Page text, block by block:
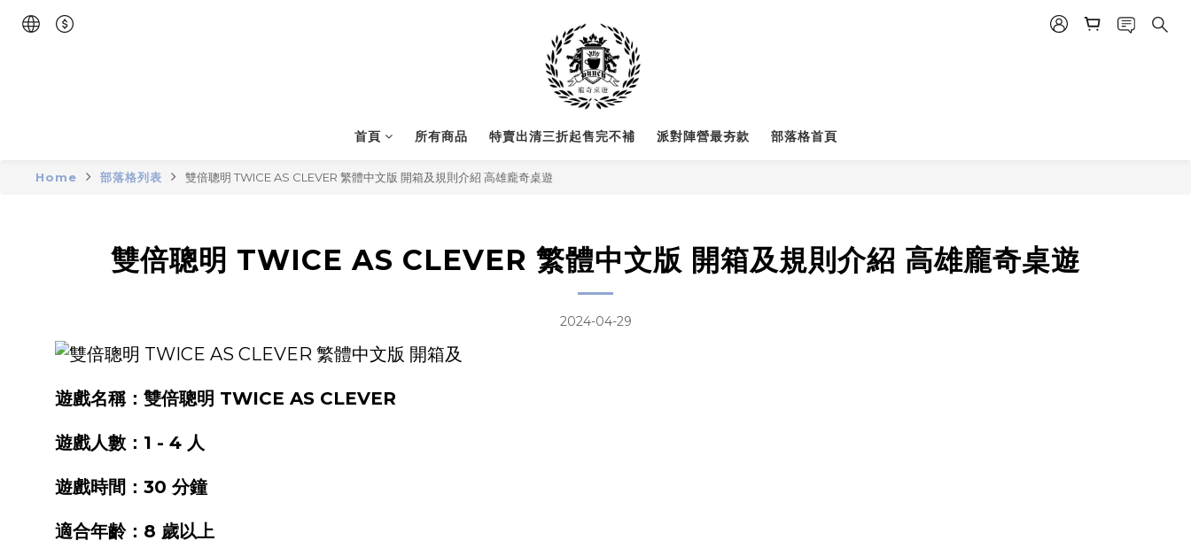
首頁 所有商品 特賣出清三折起售完不補 派對陣營最夯款 部落格首頁
Home 部落格列表 雙倍聰明 TWICE AS CLEVER 繁體中文版 開箱及規則介紹 高雄龐奇桌遊
雙倍聰明 TWICE AS CLEVER 繁體中文版 開箱及規則介紹 高雄龐奇桌遊
2024-04-29
遊戲名稱：雙倍聰明 TWICE AS CLEVER
遊戲人數：1 - 4 人
遊戲時間：30 分鐘
適合年齡：8 歲以上